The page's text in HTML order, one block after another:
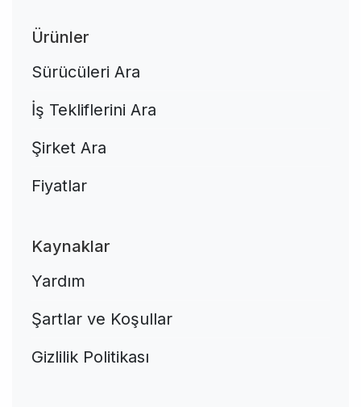
Ürünler
Sürücüleri Ara
İş Tekliflerini Ara
Şirket Ara
Fiyatlar
Kaynaklar
Yardım
Şartlar ve Koşullar
Gizlilik Politikası